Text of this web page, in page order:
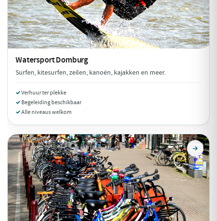
WatersportDomburg
Surfen, kitesurfen, zeilen, kanoën, kajakken en meer.
Verhuur ter plekke
Begeleiding beschikbaar
Alle niveaus welkom